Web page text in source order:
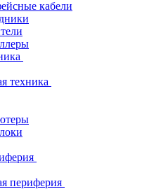
кабели
техника
периферия